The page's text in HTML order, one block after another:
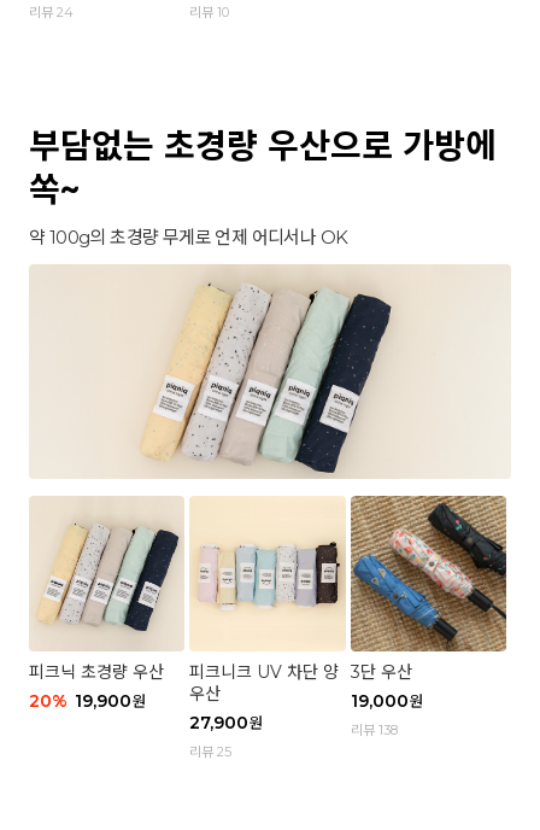
리뷰 24 리뷰 10
부담없는 초경량 우산으로 가방에
쏙~
약 100g의 초경량 무게로 언제 어디서나 OK
피크닉 초경량 우산
20% 19,900원
피크니크 UV 차단 양
우산
27,900원
리뷰 25
3단 우산
19,000원
리뷰 138